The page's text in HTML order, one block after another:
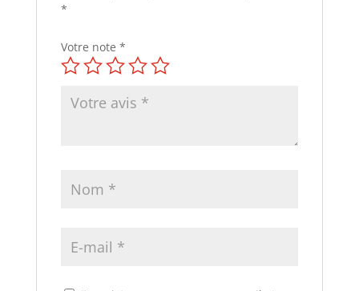
*
Votre note *